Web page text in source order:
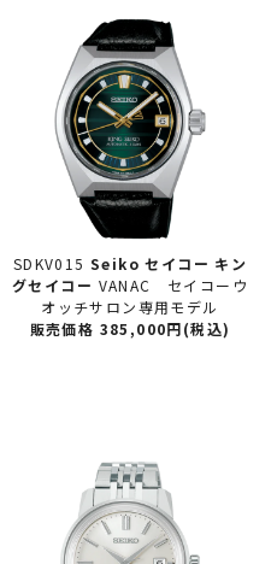
SDKV015 Seiko セイコー キン
グセイコー VANAC セイコーウ
オッチサロン専用モデル
販売価格 385,000円(税込)